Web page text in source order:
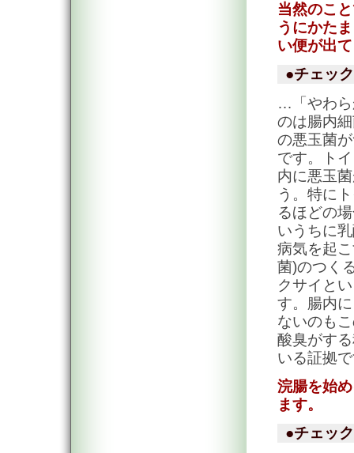
当然のこ
うにかた
い便が出
●チェッ
…「やわら
のは腸内
の悪玉菌
です。ト
内に悪玉
う。特に
るほどの
いうちに
病気を起
菌)のつく
クサイと
す。腸内
ないのも
酸臭がす
いる証拠
浣腸を始
ます。
●チェッ